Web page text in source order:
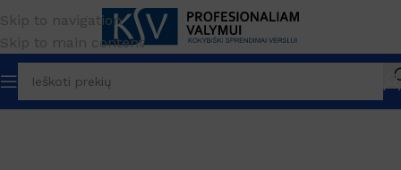
Skip to navigation
Skip to main content
Pradžia PREKĖS ŽENKLAS